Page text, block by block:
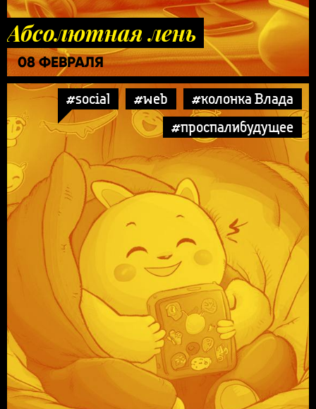
Абсолютная лень
08 ФЕВРАЛЯ
#social #web
#колонка Влада
#проспалибудущее